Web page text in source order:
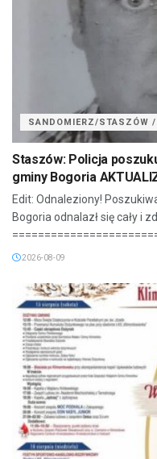
SANDOMIERZ/STASZÓW /
Staszów: Policja
gminy Bogoria
Edit: Odnaleziony!
Bogoria odnalazł się cały i
2026-08-09